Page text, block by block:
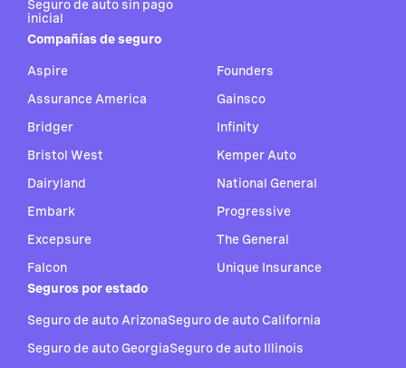
Seguro de auto sin pago
inicial
Compañías de seguro
Aspire
Assurance America
Bridger
Bristol West
Dairyland
Embark
Excepsure
Falcon
Founders
Gainsco
Infinity
Kemper Auto
National General
Progressive
The General
Unique Insurance
Seguros por estado
Seguro de auto ArizonaSeguro de auto California
Seguro de auto GeorgiaSeguro de auto Illinois